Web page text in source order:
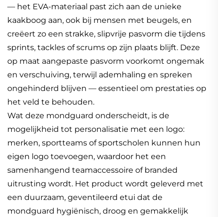
— het EVA-materiaal past zich aan de unieke
kaakboog aan, ook bij mensen met beugels, en
creëert zo een strakke, slipvrije pasvorm die tijdens
sprints, tackles of scrums op zijn plaats blijft. Deze
op maat aangepaste pasvorm voorkomt ongemak
en verschuiving, terwijl ademhaling en spreken
ongehinderd blijven — essentieel om prestaties op
het veld te behouden.
Wat deze mondguard onderscheidt, is de
mogelijkheid tot personalisatie met een logo:
merken, sportteams of sportscholen kunnen hun
eigen logo toevoegen, waardoor het een
samenhangend teamaccessoire of branded
uitrusting wordt. Het product wordt geleverd met
een duurzaam, geventileerd etui dat de
mondguard hygiënisch, droog en gemakkelijk